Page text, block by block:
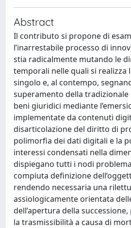
Abstract
Il contributo si propone di
l’inarrestabile processo di
stia radicalmente mutando le
temporali nelle quali si realizza
singolo e, al contempo,
superamento della tradizionale
beni giuridici mediante
implementate da contenuti
disarticolazione del diritto di
polimorfia dei dati digitali e la
interessi condensati nella
dispiegano tutti i nodi
compiuta definizione
rendendo necessaria una
assiologicamente orientata
dell’apertura della
la trasmissibilità a causa di